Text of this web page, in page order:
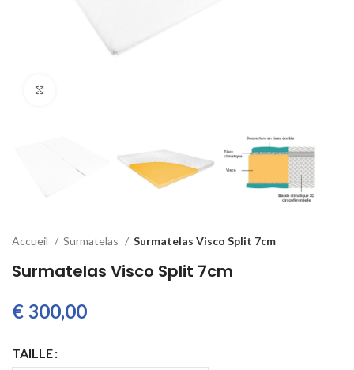
Accueil Surmatelas Surmatelas Visco Split 7cm
Surmatelas Visco Split 7cm
€
TAILLE